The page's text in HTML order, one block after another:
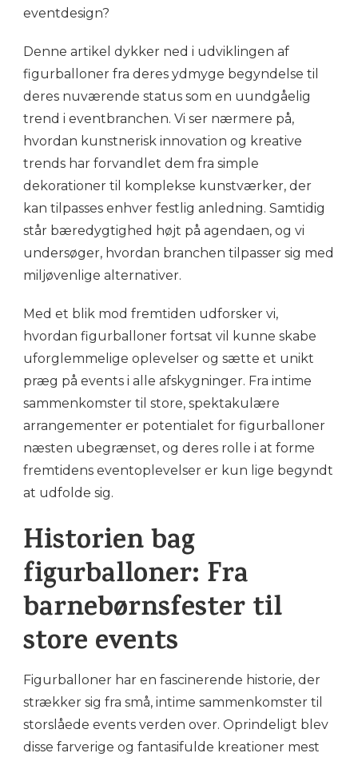
eventdesign?
Denne artikel dykker ned i udviklingen af
figurballoner fra deres ydmyge begyndelse til
deres nuværende status som en uundgåelig
trend i eventbranchen. Vi ser nærmere på,
hvordan kunstnerisk innovation og kreative
trends har forvandlet dem fra simple
dekorationer til komplekse kunstværker, der
kan tilpasses enhver festlig anledning. Samtidig
står bæredygtighed højt på agendaen, og vi
undersøger, hvordan branchen tilpasser sig med
miljøvenlige alternativer.
Med et blik mod fremtiden udforsker vi,
hvordan figurballoner fortsat vil kunne skabe
uforglemmelige oplevelser og sætte et unikt
præg på events i alle afskygninger. Fra intime
sammenkomster til store, spektakulære
arrangementer er potentialet for figurballoner
næsten ubegrænset, og deres rolle i at forme
fremtidens eventoplevelser er kun lige begyndt
at udfolde sig.
Historien bag
figurballoner: Fra
barnebørnsfester til
store events
Figurballoner har en fascinerende historie, der
strækker sig fra små, intime sammenkomster til
storslåede events verden over. Oprindeligt blev
disse farverige og fantasifulde kreationer mest